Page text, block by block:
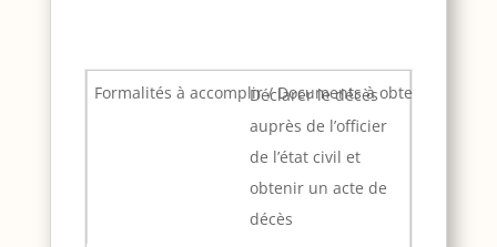
Déclarer le décès
auprès de l’officier
de l’état civil et
obtenir un acte de
décès